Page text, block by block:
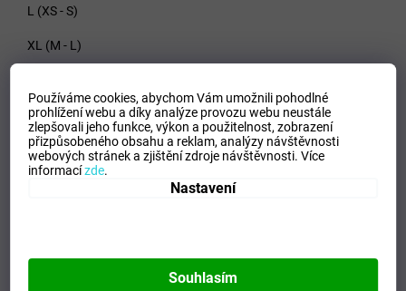
Používáme cookies, abychom Vám umožnili pohodlné
prohlížení webu a díky analýze provozu webu neustále
zlepšovali jeho funkce, výkon a použitelnost,zobrazení
přizpůsobeného obsahu a reklam, analýzy návštěvnosti
webových stránek a zjištění zdroje návštěvnosti.Více
informacízde.
Nastavení
Souhlasím
L (XS - S)
XL (M - L)
Materiál - 92% Polyester, 8% Elastane
Doplňkové parametry
Velikost:
XL
Muži